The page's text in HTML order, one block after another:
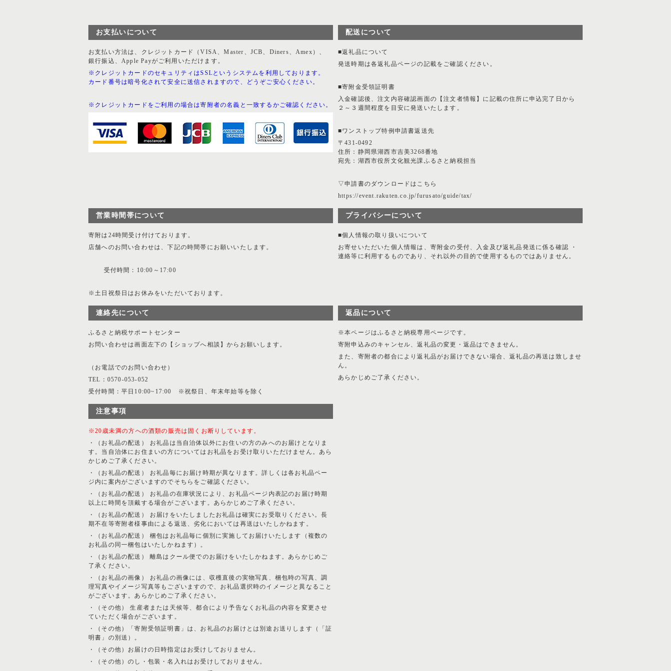
お支払いについて
お支払い方法は、クレジットカード（VISA、Master、JCB、Diners、Amex）、
銀行振込、Apple Payがご利用いただけます。
※クレジットカードのセキュリティはSSLというシステムを利用しております。
カード番号は暗号化されて安全に送信されますので、どうぞご安心ください。
※クレジットカードをご利用の場合は寄附者の名義と一致するかご確認ください。
配送について
■返礼品について
発送時期は各返礼品ページの記載をご確認ください。
■寄附金受領証明書
入金確認後、注文内容確認画面の【注文者情報】に記載の住所に申込完了日から
２～３週間程度を目安に発送いたします。
■ワンストップ特例申請書返送先
〒431-0492
住所：静岡県湖西市吉美3268番地
宛先：湖西市役所文化観光課ふるさと納税担当
▽申請書のダウンロードはこちら
https://event.rakuten.co.jp/furusato/guide/tax/
営業時間帯について
寄附は24時間受け付けております。
店舗へのお問い合わせは、下記の時間帯にお願いいたします。
受付時間：10:00～17:00
※土日祝祭日はお休みをいただいております。
プライバシーについて
■個人情報の取り扱いについて
お寄せいただいた個人情報は、寄附金の受付、入金及び返礼品発送に係る確認 ・
連絡等に利用するものであり、それ以外の目的で使用するものではありません。
連絡先について
ふるさと納税サポートセンター
お問い合わせは画面左下の【ショップへ相談】からお願いします。
（お電話でのお問い合わせ）
TEL：0570-053-052
受付時間：平日10:00~17:00 ※祝祭日、年末年始等を除く
返品について
※本ページはふるさと納税専用ページです。
寄附申込みのキャンセル、返礼品の変更・返品はできません。
また、寄附者の都合により返礼品がお届けできない場合、返礼品の再送は致しませ
ん。
あらかじめご了承ください。
注意事項
※20歳未満の方への酒類の販売は固くお断りしています。
・（お礼品の配送） お礼品は当自治体以外にお住いの方のみへのお届けとなりま
す。当自治体にお住まいの方についてはお礼品をお受け取りいただけません。あら
かじめご了承ください。
・（お礼品の配送） お礼品毎にお届け時期が異なります。詳しくは各お礼品ペー
ジ内に案内がございますのでそちらをご確認ください。
・（お礼品の配送） お礼品の在庫状況により、お礼品ページ内表記のお届け時期
以上に時間を頂戴する場合がございます。あらかじめご了承ください。
・（お礼品の配送） お届けをいたしましたお礼品は確実にお受取りください。長
期不在等寄附者様事由による返送、劣化においては再送はいたしかねます。
・（お礼品の配送） 梱包はお礼品毎に個別に実施してお届けいたします（複数の
お礼品の同一梱包はいたしかねます）。
・（お礼品の配送） 離島はクール便でのお届けをいたしかねます。あらかじめご
了承ください。
・（お礼品の画像） お礼品の画像には、収穫直後の実物写真、梱包時の写真、調
理写真やイメージ写真等もございますので、お礼品選択時のイメージと異なること
がございます。あらかじめご了承ください。
・（その他） 生産者または天候等、都合により予告なくお礼品の内容を変更させ
ていただく場合がございます。
・（その他）「寄附受領証明書」は、お礼品のお届けとは別途お送りします（「証
明書」の別送）。
・（その他）お届けの日時指定はお受けしておりません。
・（その他）のし・包装・名入れはお受けしておりません。